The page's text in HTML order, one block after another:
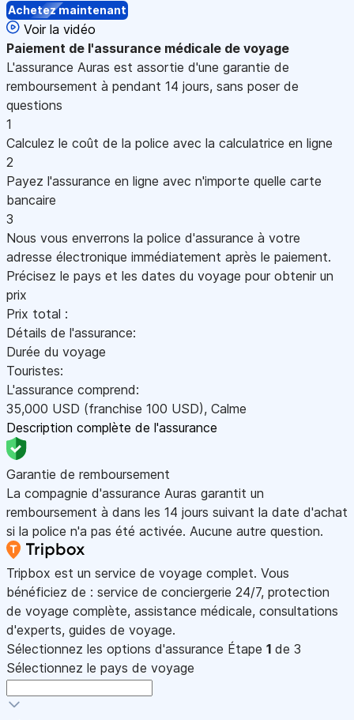
Achetez maintenant
Voir la vidéo
Paiement de l'assurance médicale de voyage
L'assurance Auras est assortie d'une garantie de
remboursement à pendant 14 jours, sans poser de
questions
1
Calculez le coût de la police avec la calculatrice en ligne
2
Payez l'assurance en ligne avec n'importe quelle carte
bancaire
3
Nous vous enverrons la police d'assurance à votre
adresse électronique immédiatement après le paiement.
Précisez le pays et les dates du voyage pour obtenir un
prix
Prix total :
Détails de l'assurance:
Durée du voyage
Touristes:
L'assurance comprend:
35,000 USD (franchise 100 USD), Calme
Description complète de l'assurance
Garantie de remboursement
La compagnie d'assurance Auras garantit un
remboursement à dans les 14 jours suivant la date d'achat
si la police n'a pas été activée. Aucune autre question.
Tripbox est un service de voyage complet. Vous
bénéficiez de : service de conciergerie 24/7, protection
de voyage complète, assistance médicale, consultations
d'experts, guides de voyage.
Sélectionnez les options d'assurance Étape 1 de 3
Sélectionnez le pays de voyage